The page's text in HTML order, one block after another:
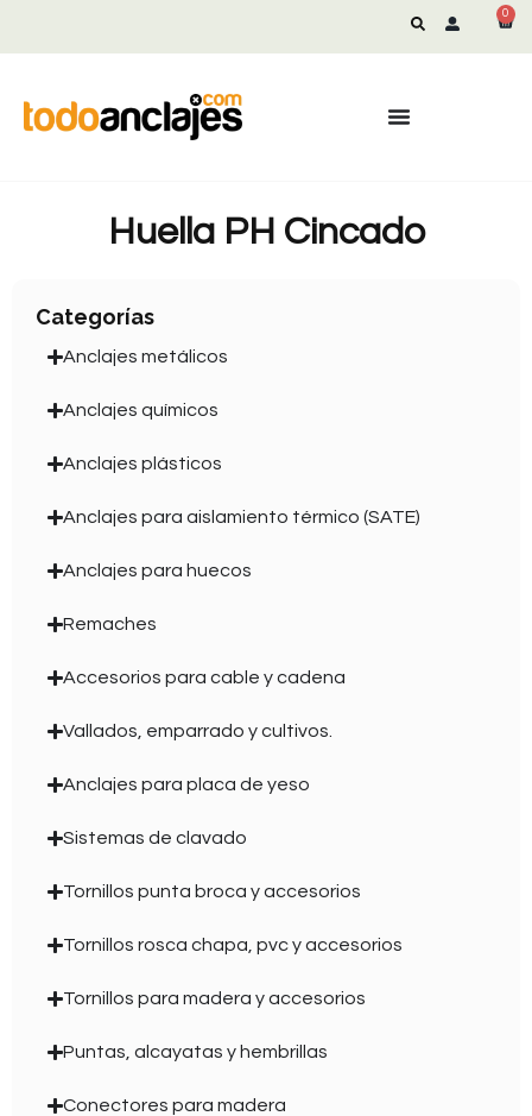
0
Huella PH Cincado
Categorías
Anclajes metálicos
Anclajes químicos
Anclajes plásticos
Anclajes para aislamiento térmico (SATE)
Anclajes para huecos
Remaches
Accesorios para cable y cadena
Vallados, emparrado y cultivos.
Anclajes para placa de yeso
Sistemas de clavado
Tornillos punta broca y accesorios
Tornillos rosca chapa, pvc y accesorios
Tornillos para madera y accesorios
Puntas, alcayatas y hembrillas
Conectores para madera